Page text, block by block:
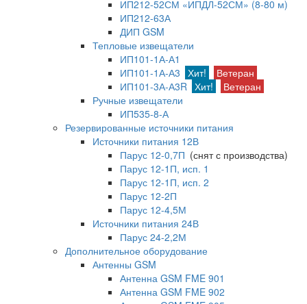
ИП212-52СМ «ИПДЛ-52СМ» (8-80 м)
ИП212-63А
ДИП GSM
Тепловые извещатели
ИП101-1А-А1
ИП101-1А-А3 Хит!
Ветеран
ИП101-3А-А3R Хит!
Ветеран
Ручные извещатели
ИП535-8-А
Резервированные источники питания
Источники питания 12В
Парус 12-0,7П (снят с производства)
Парус 12-1П, исп. 1
Парус 12-1П, исп. 2
Парус 12-2П
Парус 12-4,5М
Источники питания 24В
Парус 24-2,2М
Дополнительное оборудование
Антенны GSM
Антенна GSM FME 901
Антенна GSM FME 902